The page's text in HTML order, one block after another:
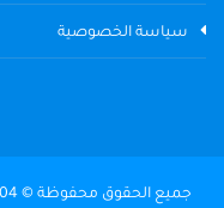
سياسة الخصوصية